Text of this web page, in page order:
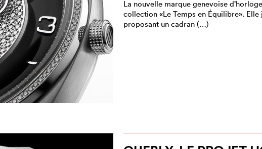
La nouvelle marque genevoise
collection «Le Temps en Équilibre». Elle
proposant un cadran (…)